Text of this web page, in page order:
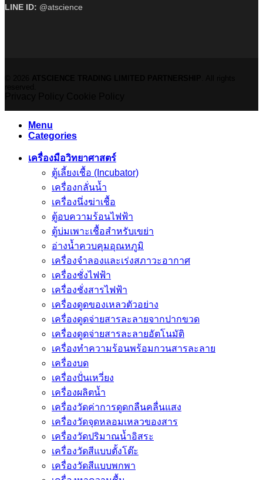
LINE ID: @atscience
Menu
Categories
เครื่องมือวิทยาศาสตร์
ตู้เลี้ยงเชื้อ (Incubator)
เครื่องกลั่นน้ำ
เครื่องนึ่งฆ่าเชื้อ
ตู้อบความร้อนไฟฟ้า
ตู้บ่มเพาะเชื้อสำหรับเขย่า
อ่างน้ำควบคุมอุณหภูมิ
เครื่องจำลองและเร่งสภาวะอากาศ
เครื่องชั่งไฟฟ้า
เครื่องชั่งสารไฟฟ้า
เครื่องดูดของเหลวตัวอย่าง
เครื่องดูดจ่ายสารละลายจากปากขวด
เครื่องดูดจ่ายสารละลายอัตโนมัติ
เครื่องทำความร้อนพร้อมกวนสารละลาย
เครื่องบด
เครื่องปั่นเหวี่ยง
เครื่องผลิตน้ำ
เครื่องวัดค่าการดูดกลืนคลื่นแสง
เครื่องวัดจุดหลอมเหลวของสาร
เครื่องวัดปริมาณน้ำอิสระ
เครื่องวัดสีแบบตั้งโต๊ะ
เครื่องวัดสีแบบพกพา